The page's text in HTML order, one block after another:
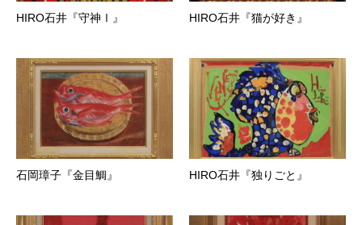
HIRO石井『守神Ⅰ』 HIRO石井『猫が好き』
石岡璋子『金目鯛』 HIRO石井『独りごと』